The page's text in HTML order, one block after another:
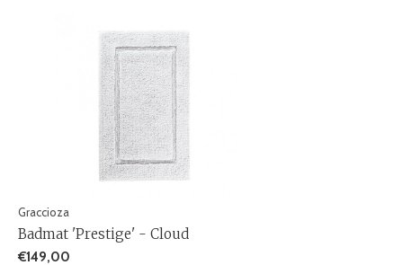
Graccioza
Badmat 'Prestige' - Cloud
€149,00